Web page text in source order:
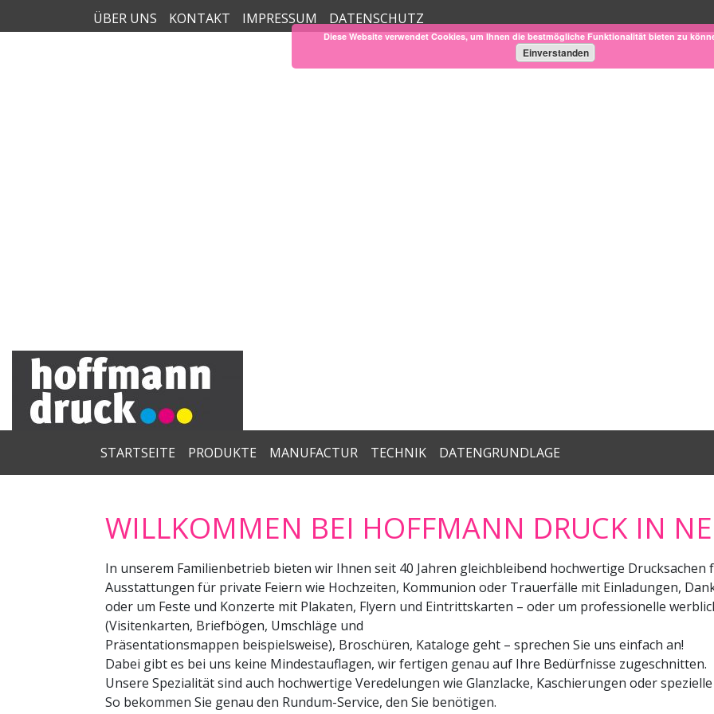
ÜBER UNS KONTAKT IMPRESSUM DATENSCHUTZ
STARTSEITE PRODUKTE MANUFACTUR TECHNIK DATENGRUNDLAGE
WILLKOMMEN BEI HOFFMANN DRUCK IN
In unserem Familienbetrieb bieten wir Ihnen seit 40 Jahren gleichbleibend hochwertige Drucksachen
Ausstattungen für private Feiern wie Hochzeiten, Kommunion oder Trauerfälle mit Einladungen,
oder um Feste und Konzerte mit Plakaten, Flyern und Eintrittskarten – oder um professionelle
(Visitenkarten, Briefbögen, Umschläge und
Präsentationsmappen beispielsweise), Broschüren, Kataloge geht – sprechen Sie uns einfach an!
Dabei gibt es bei uns keine Mindestauflagen, wir fertigen genau auf Ihre Bedürfnisse zugeschnitten.
Unsere Spezialität sind auch hochwertige Veredelungen wie Glanzlacke, Kaschierungen oder
So bekommen Sie genau den Rundum-Service, den Sie benötigen.
Diese Website verwendet Cookies, um Ihnen die bestmögliche Funktionalität bieten zu
Einverstanden